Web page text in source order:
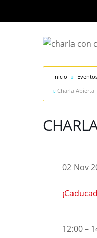
Inicio
Charla Abierta
02 Nov
12:00 –